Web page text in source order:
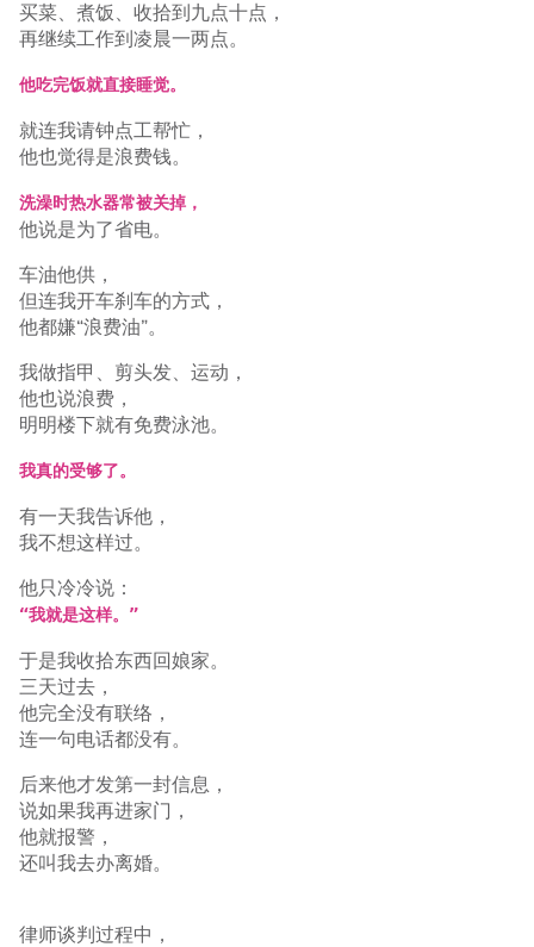
买菜、煮饭、收拾到九点十点，
再继续工作到凌晨一两点。
他吃完饭就直接睡觉。
就连我请钟点工帮忙，
他也觉得是浪费钱。
洗澡时热水器常被关掉，
他说是为了省电。
车油他供，
但连我开车刹车的方式，
他都嫌“浪费油”。
我做指甲、剪头发、运动，
他也说浪费，
明明楼下就有免费泳池。
我真的受够了。
有一天我告诉他，
我不想这样过。
他只冷冷说：
“我就是这样。”
于是我收拾东西回娘家。
三天过去，
他完全没有联络，
连一句电话都没有。
后来他才发第一封信息，
说如果我再进家门，
他就报警，
还叫我去办离婚。
律师谈判过程中，